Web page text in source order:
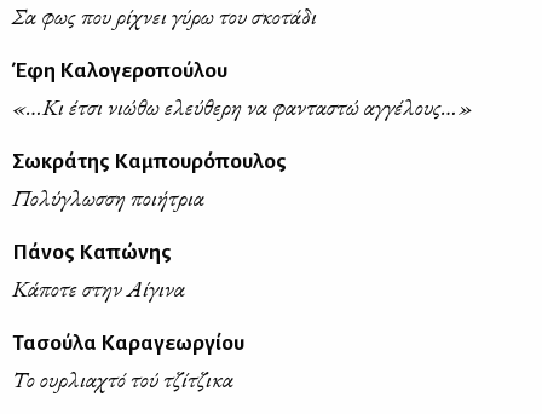
Σα φως που ρίχνει γύρω του σκοτάδι
Έφη Καλογεροπούλου
«…Κι έτσι νιώθω ελεύθερη να φανταστώ αγγέλους…»
Σωκράτης Καμπουρόπουλος
Πολύγλωσση ποιήτρια
Πάνος Καπώνης
Κάποτε στην Αίγινα
Τασούλα Καραγεωργίου
Το ουρλιαχτό τού τζίτζικα